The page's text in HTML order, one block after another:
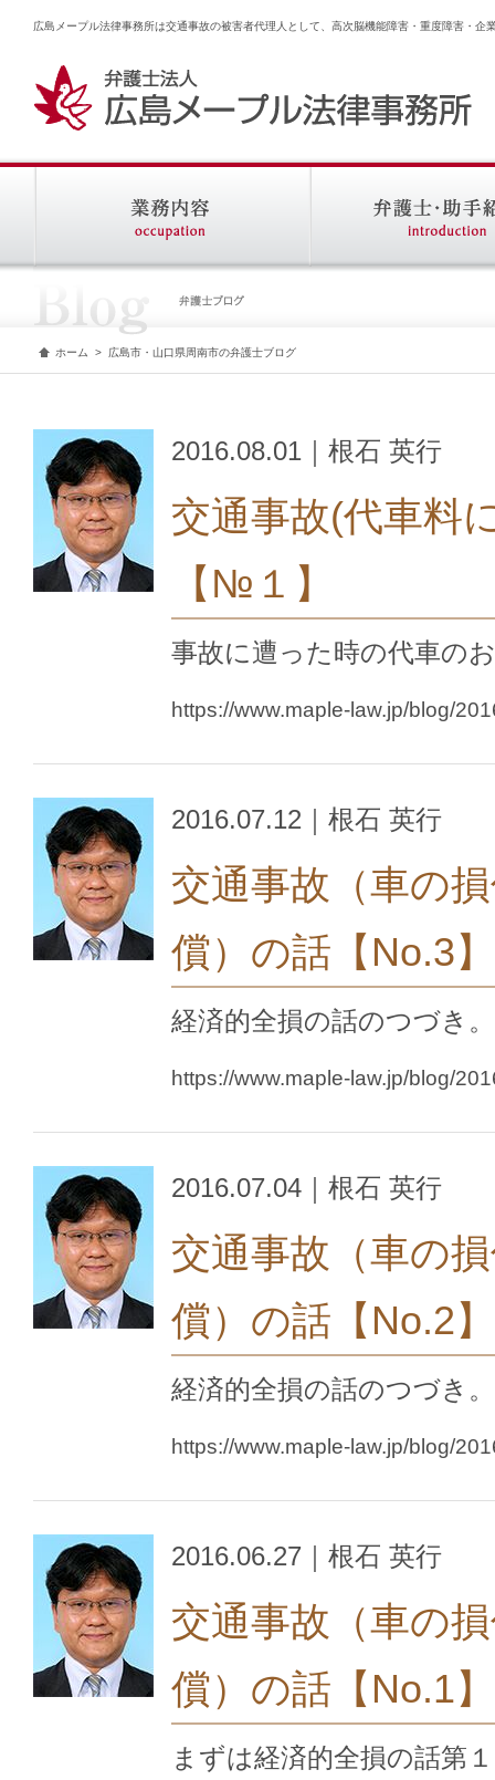
広島メープル法律事務所は交通事故の被害者代理人として、高次脳機能障害・重度障害・企
ホーム > 広島市・山口県周南市の弁護士ブログ
2016.08.01｜根石 英行
交通事故(代車料
【№１】
事故に遭った時の代車の
https://www.maple-law.jp/blog/
2016.07.12｜根石 英行
交通事故（車の
償）の話【No.3】
経済的全損の話のつづき
https://www.maple-law.jp/blog/
2016.07.04｜根石 英行
交通事故（車の
償）の話【No.2】
経済的全損の話のつづき
https://www.maple-law.jp/blog/
2016.06.27｜根石 英行
交通事故（車の
償）の話【No.1】
まずは経済的全損の話第